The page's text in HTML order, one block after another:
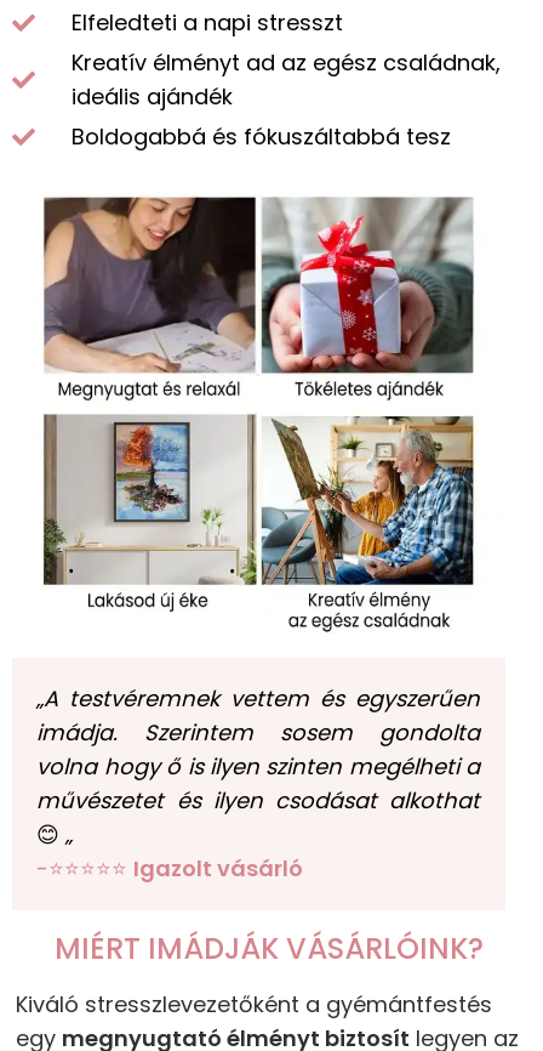
Elfeledteti a napi stresszt
Kreatív élményt ad az egész családnak,
ideális ajándék
Boldogabbá és fókuszáltabbá tesz
„A testvéremnek vettem és egyszerűen
imádja. Szerintem sosem gondolta
volna hogy ő is ilyen szinten megélheti a
művészetet és ilyen csodásat alkothat
😊 „
-⭐⭐⭐⭐⭐ Igazolt vásárló
MIÉRT IMÁDJÁK VÁSÁRLÓINK?
Kiváló stresszlevezetőként a gyémántfestés
egy megnyugtató élményt biztosít legyen az